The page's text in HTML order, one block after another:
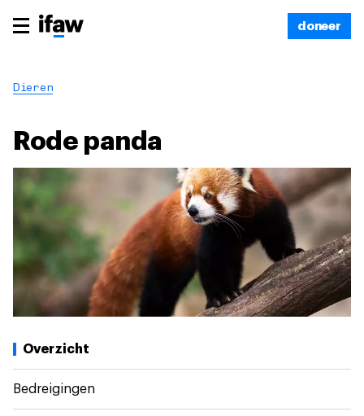
doneer
Dieren
Rode panda
Overzicht
Bedreigingen